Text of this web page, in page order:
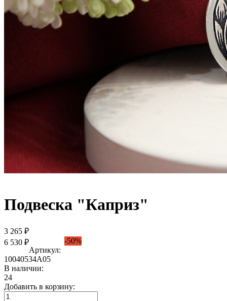
Подвеска "Каприз"
3 265 ₽
6 530 ₽
-50%
Артикул:
10040534А05
В наличии:
24
Добавить в корзину: